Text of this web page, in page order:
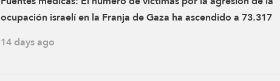
ocupación israelí en la Franja de Gaza ha ascendido a 73.317
mártires y 173.961 heridos desde el 7 de octubre de 2023
14 days ago